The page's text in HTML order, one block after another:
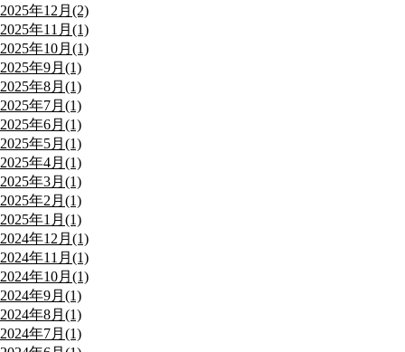
2025年12月(2)
2025年11月(1)
2025年10月(1)
2025年9月(1)
2025年8月(1)
2025年7月(1)
2025年6月(1)
2025年5月(1)
2025年4月(1)
2025年3月(1)
2025年2月(1)
2025年1月(1)
2024年12月(1)
2024年11月(1)
2024年10月(1)
2024年9月(1)
2024年8月(1)
2024年7月(1)